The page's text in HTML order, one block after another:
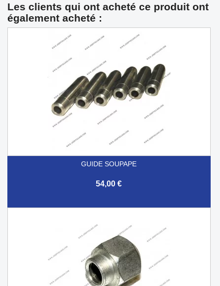
Les clients qui ont acheté ce produit ont
également acheté :
GUIDE SOUPAPE
54,00 €